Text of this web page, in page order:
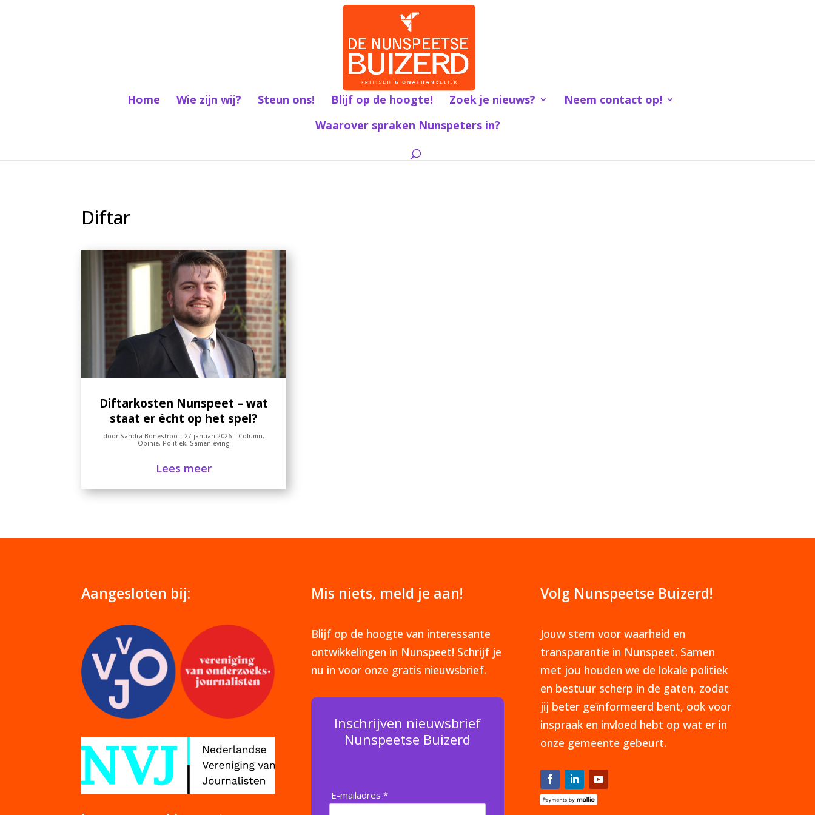
Home Wie zijn wij? Steun ons! Blijf op de hoogte! Zoek je nieuws?
Neem contact op!
Waarover spraken Nunspeters in?
Diftar
Diftarkosten Nunspeet – wat
staat er écht op het spel?
door Sandra Bonestroo | 27 januari 2026| Column,
Opinie, Politiek, Samenleving
Lees meer
Aangesloten bij: Mis niets, meld je aan!
Blijf op de hoogte van interessante
ontwikkelingen in Nunspeet! Schrijf je
nu in voor onze gratis nieuwsbrief.
Inschrijven nieuwsbrief
Nunspeetse Buizerd
E-mailadres *
Volg Nunspeetse Buizerd!
Jouw stem voor waarheid en
transparantie in Nunspeet. Samen
met jou houden we de lokale politiek
en bestuur scherp in de gaten, zodat
jij beter geïnformeerd bent, ook voor
inspraak en invloed hebt op wat er in
onze gemeente gebeurt.